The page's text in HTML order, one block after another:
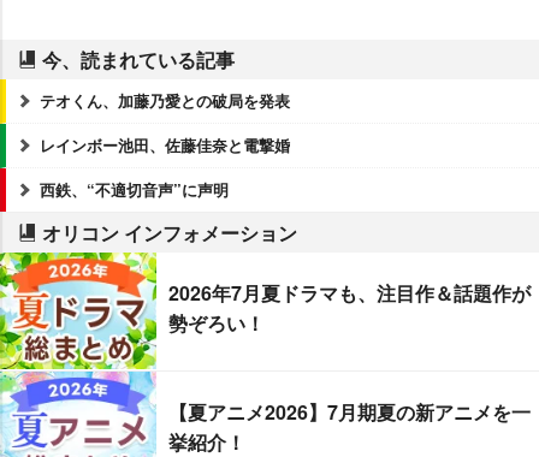
今、読まれている記事
テオくん、加藤乃愛との破局を発表
レインボー池田、佐藤佳奈と電撃婚
西鉄、“不適切音声”に声明
オリコン インフォメーション
2026年7月夏ドラマも、注目作＆話題作が
勢ぞろい！
【夏アニメ2026】7月期夏の新アニメを一
挙紹介！